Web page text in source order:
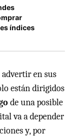
índices
advertir en sus
están dirigidos
de una posible
va a depender
y, por